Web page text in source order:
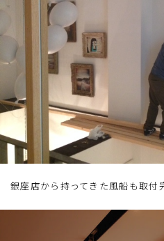
銀座店から持ってきた風船も取付